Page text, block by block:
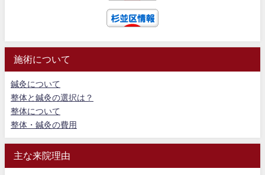
施術について
鍼灸について
整体と鍼灸の選択は？
整体について
整体・鍼灸の費用
主な来院理由